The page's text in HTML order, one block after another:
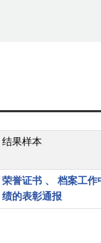
结果样本
荣誉证书 、
档案工作
绩的表彰通报